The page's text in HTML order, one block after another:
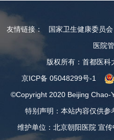
友情链接： 国家卫生健康委员会
医院
版权所有：首都医科
京ICP备 05048299号-1
©Copyright 2020 Beijing Chao-
特别声明：本站内容仅供参
维护单位：北京朝阳医院 宣